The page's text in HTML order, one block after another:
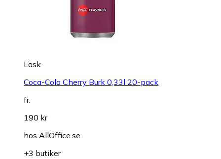
Läsk
Coca-Cola Cherry Burk 0,33l 20-pack
fr.
190 kr
hos AllOffice.se
+3 butiker